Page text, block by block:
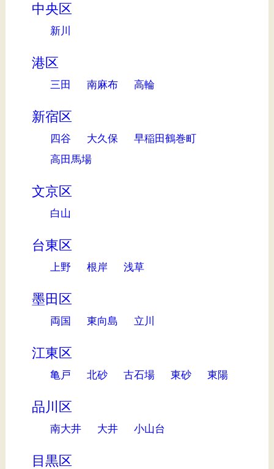
中央区
新川
港区
三田 南麻布 高輪
新宿区
四谷 大久保
早稲田鶴巻町
高田馬場
文京区
白山
台東区
上野 根岸 浅草
墨田区
両国 東向島 立川
江東区
亀戸 北砂 古石場 東砂 東陽
品川区
南大井 大井 小山台
目黒区